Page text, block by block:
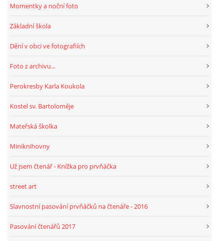
Momentky a noční foto
Základní škola
Dění v obci ve fotografiích
Foto z archivu...
Perokresby Karla Koukola
Kostel sv. Bartoloměje
Mateřská školka
Miniknihovny
Už jsem čtenář - Knížka pro prvňáčka
street art
Slavnostní pasování prvňáčků na čtenáře - 2016
Pasování čtenářů 2017